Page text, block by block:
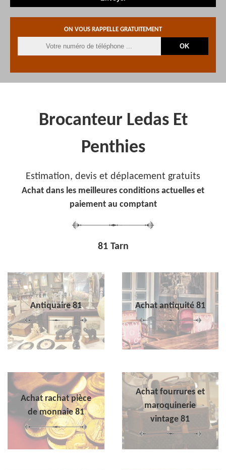
ON VOUS RAPPELLE GRATUITEMENT
Brocanteur Ledas Et
Penthies
Estimation, devis et déplacement gratuits
Achat dans les meilleures conditions actuelles et
paiement au comptant
81 Tarn
Antiquaire 81 Achat antiquité 81
Achat rachat pièce
de monnaie 81
Achat fourrures et
maroquinerie
vintage 81